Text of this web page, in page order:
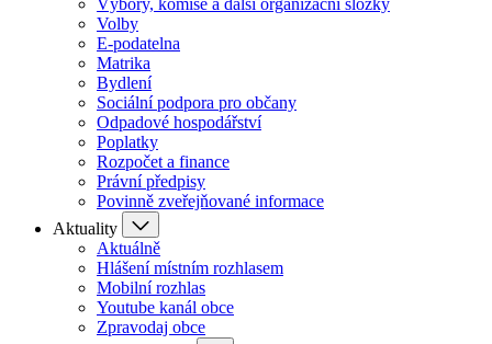
Výbory, komise a další organizační složky
Volby
E-podatelna
Matrika
Bydlení
Sociální podpora pro občany
Odpadové hospodářství
Poplatky
Rozpočet a finance
Právní předpisy
Povinně zveřejňované informace
Aktuality
Aktuálně
Hlášení místním rozhlasem
Mobilní rozhlas
Youtube kanál obce
Zpravodaj obce